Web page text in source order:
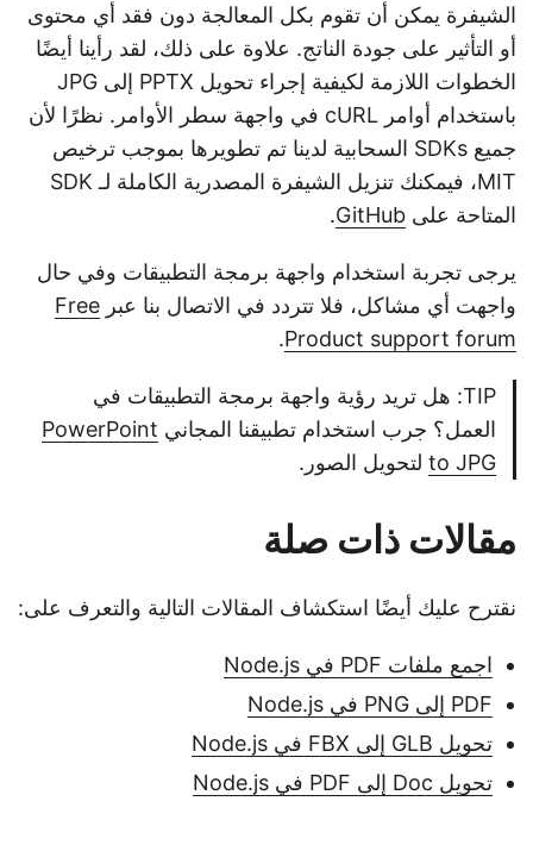
الشيفرة يمكن أن تقوم بكل المعالجة دون فقد أي محتوى
أو التأثير على جودة الناتج. علاوة على ذلك، لقد رأينا أيضًا
الخطوات اللازمة لكيفية إجراء تحويل PPTX إلى JPG
باستخدام أوامر cURL في واجهة سطر الأوامر. نظرًا لأن
جميع SDKs السحابية لدينا تم تطويرها بموجب ترخيص
MIT، فيمكنك تنزيل الشيفرة المصدرية الكاملة لـ SDK
المتاحة على GitHub
.
يرجى تجربة استخدام واجهة برمجة التطبيقات وفي حال
واجهت أي مشاكل، فلا تتردد في الاتصال بنا عبر Free
Product support forum
.
TIP: هل تريد رؤية واجهة برمجة التطبيقات في
العمل؟ جرب استخدام تطبيقنا المجاني PowerPoint
to JPG لتحويل الصور.
مقالات ذات صلة
نقترح عليك أيضًا استكشاف المقالات التالية والتعرف على:
اجمع ملفات PDF في Node.js
PDF إلى PNG في Node.js
تحويل GLB إلى FBX في Node.js
تحويل Doc إلى PDF في Node.js